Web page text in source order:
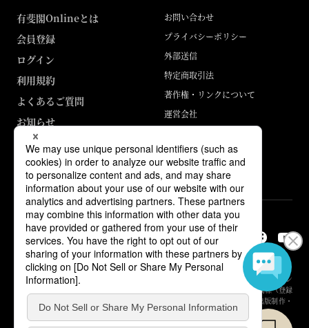
有斐閣Onlineとは
会員登録
ログイン
利用規約
よくあるご質問
お知らせ
お問い合わせ
プライバシーポリシー
外部送信
特定商取引法
著作権・リンクについて
運営会社
ABJマークは、この電子書店・電子書籍配信サービスが、著作権者からコン
テンツ使用許諾を得た正規版配信サービスであることを示す登録商標（登録
番号 第6091713号）です。詳しくは［ABJマーク］または［電子出版制作・
流通協議会］で検索してください。